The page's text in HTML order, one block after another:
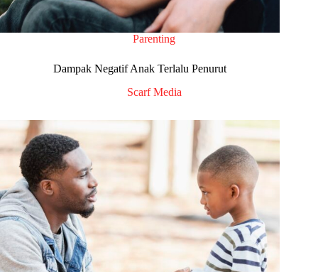
Parenting
Dampak Negatif Anak Terlalu Penurut
Scarf Media